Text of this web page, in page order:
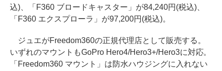
込)、「F360 ブロードキャスター」が84,240円(税込)、
「F360 エクスプローラ」が97,200円(税込)。
ジュエがFreedom360の正規代理店として販売する。
いずれのマウントもGoPro Hero4/Hero3+/Hero3に対応。
「Freedom360 マウント」は防水ハウジングに入れない